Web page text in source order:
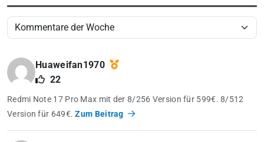
Huaweifan1970
22
Redmi Note 17 Pro Max mit der 8/256 Version für 599€. 8/512
Version für 649€.Zum Beitrag